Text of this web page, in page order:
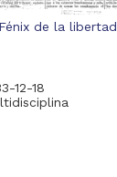
de la libertad
12-18